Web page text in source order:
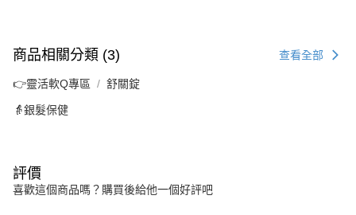
商品相關分類 (3) 查看全部
👉靈活軟Q專區 舒關錠
👵銀髮保健
評價
喜歡這個商品嗎？購買後給他一個好評吧